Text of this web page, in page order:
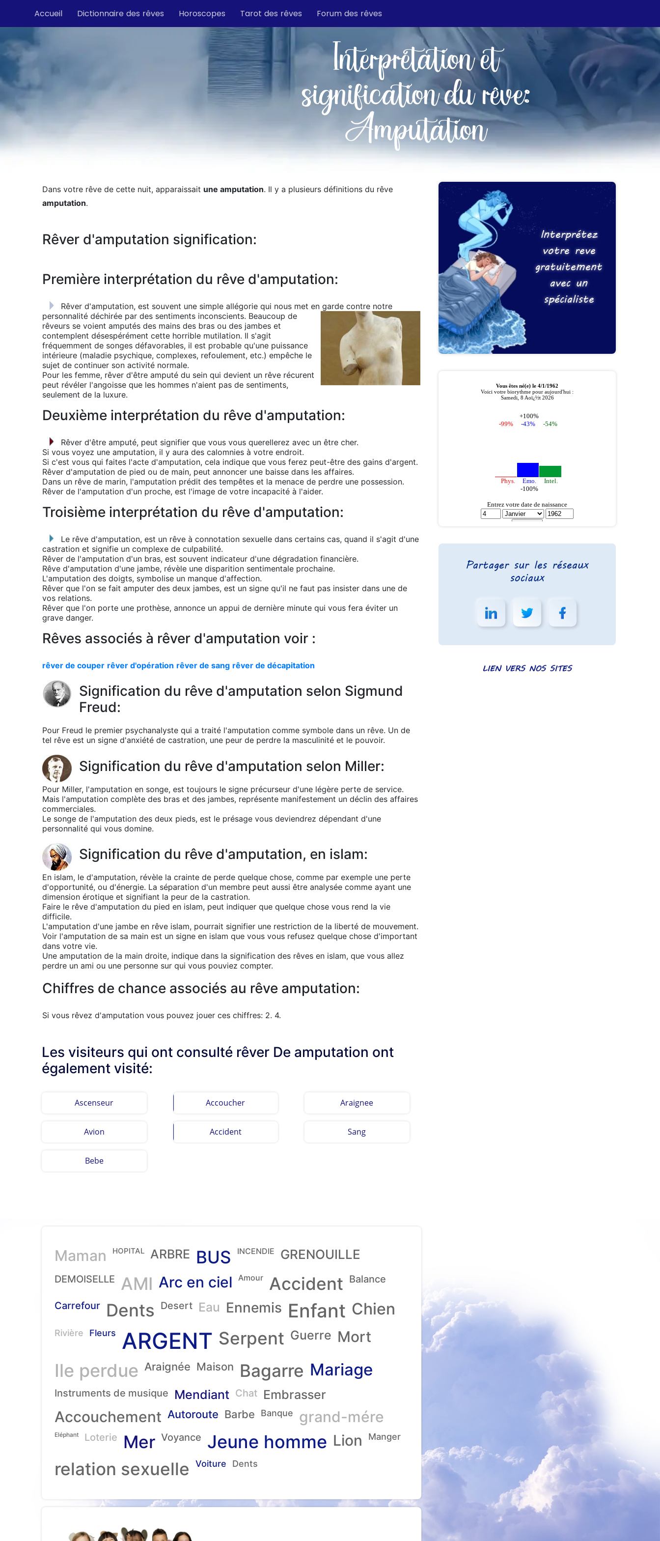
Accueil Dictionnaire des rêves Horoscopes Tarot des rêves Forum des rêves
Interprétation et
signification du rêve:
Amputation
Dans votre rêve de cette nuit, apparaissait une amputation. Il y a plusieurs définitions du rêve
amputation.
Rêver d'amputation signification:
Première interprétation du rêve d'amputation:
Rêver d'amputation, est souvent une simple allégorie qui nous met en garde contre notre
personnalité déchirée par des sentiments inconscients. Beaucoup de
rêveurs se voient amputés des mains des bras ou des jambes et
contemplent désespérément cette horrible mutilation. Il s'agit
fréquemment de songes défavorables, il est probable qu'une puissance
intérieure (maladie psychique, complexes, refoulement, etc.) empêche le
sujet de continuer son activité normale.
Pour les femme, rêver d'être amputé du sein qui devient un rêve récurent
peut révéler l'angoisse que les hommes n'aient pas de sentiments,
seulement de la luxure.
Deuxième interprétation du rêve d'amputation:
Rêver d'être amputé, peut signifier que vous vous querellerez avec un être cher.
Si vous voyez une amputation, il y aura des calomnies à votre endroit.
Si c'est vous qui faites l'acte d'amputation, cela indique que vous ferez peut-être des gains d'argent.
Rêver d'amputation de pied ou de main, peut annoncer une baisse dans les affaires.
Dans un rêve de marin, l'amputation prédit des tempêtes et la menace de perdre une possession.
Rêver de l'amputation d'un proche, est l'image de votre incapacité à l'aider.
Troisième interprétation du rêve d'amputation:
Le rêve d'amputation, est un rêve à connotation sexuelle dans certains cas, quand il s'agit d'une
castration et signifie un complexe de culpabilité.
Rêver de l'amputation d'un bras, est souvent indicateur d'une dégradation financière.
Rêve d'amputation d'une jambe, révèle une disparition sentimentale prochaine.
L'amputation des doigts, symbolise un manque d'affection.
Rêver que l'on se fait amputer des deux jambes, est un signe qu'il ne faut pas insister dans une de
vos relations.
Rêver que l'on porte une prothèse, annonce un appui de dernière minute qui vous fera éviter un
grave danger.
Rêves associés à rêver d'amputation voir :
rêver de couper rêver d'opération rêver de sang rêver de décapitation
Signification du rêve d'amputation selon Sigmund
Freud:
Pour Freud le premier psychanalyste qui a traité l'amputation comme symbole dans un rêve. Un de
tel rêve est un signe d'anxiété de castration, une peur de perdre la masculinité et le pouvoir.
Signification du rêve d'amputation selon Miller:
Pour Miller, l'amputation en songe, est toujours le signe précurseur d'une légère perte de service.
Mais l'amputation complète des bras et des jambes, représente manifestement un déclin des affaires
commerciales.
Le songe de l'amputation des deux pieds, est le présage vous deviendrez dépendant d'une
personnalité qui vous domine.
Signification du rêve d'amputation, en islam:
En islam, le d'amputation, révèle la crainte de perde quelque chose, comme par exemple une perte
d'opportunité, ou d'énergie. La séparation d'un membre peut aussi être analysée comme ayant une
dimension érotique et signifiant la peur de la castration.
Faire le rêve d'amputation du pied en islam, peut indiquer que quelque chose vous rend la vie
difficile.
L'amputation d'une jambe en rêve islam, pourrait signifier une restriction de la liberté de mouvement.
Voir l'amputation de sa main est un signe en islam que vous vous refusez quelque chose d'important
dans votre vie.
Une amputation de la main droite, indique dans la signification des rêves en islam, que vous allez
perdre un ami ou une personne sur qui vous pouviez compter.
Chiffres de chance associés au rêve amputation:
Si vous rêvez d'amputation vous pouvez jouer ces chiffres: 2. 4.
Les visiteurs qui ont consulté rêver De amputation ont
également visité:
Ascenseur Accoucher Araignee
Avion Accident Sang
Bebe
Interprétez
votre reve
gratuitement
avec un
spécialiste
Partager sur les réseaux
sociaux
LIEN VERS NOS SITES
Maman HOPITAL ARBRE BUS INCENDIE GRENOUILLE
DEMOISELLE AMI Arc en ciel Amour Accident Balance
Carrefour Dents Desert Eau Ennemis Enfant Chien
Rivière Fleurs ARGENT Serpent Guerre Mort
Ile perdue Araignée Maison Bagarre Mariage
Instruments de musique Mendiant Chat Embrasser
Accouchement Autoroute Barbe Banque grand-mére
Eléphant Loterie Mer Voyance Jeune homme Lion Manger
relation sexuelle Voiture Dents